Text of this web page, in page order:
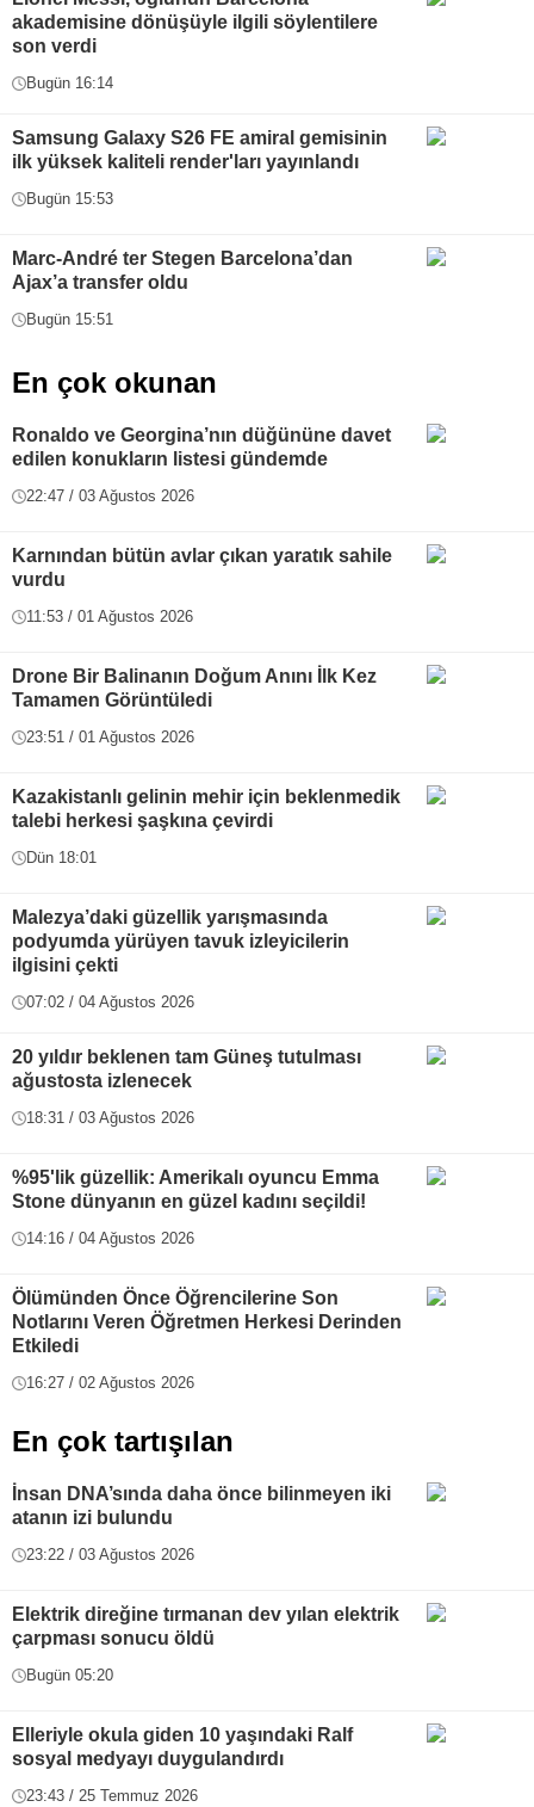
akademisine dönüşüyle ilgili söylentilere
son verdi
Bugün 16:14
Samsung Galaxy S26 FE amiral gemisinin
ilk yüksek kaliteli render'ları yayınlandı
Bugün 15:53
Marc-André ter Stegen Barcelona’dan
Ajax’a transfer oldu
Bugün 15:51
En çok okunan
Ronaldo ve Georgina’nın düğününe davet
edilen konukların listesi gündemde
22:47 / 03 Ağustos 2026
Karnından bütün avlar çıkan yaratık sahile
vurdu
11:53 / 01 Ağustos 2026
Drone Bir Balinanın Doğum Anını İlk Kez
Tamamen Görüntüledi
23:51 / 01 Ağustos 2026
Kazakistanlı gelinin mehir için beklenmedik
talebi herkesi şaşkına çevirdi
Dün 18:01
Malezya’daki güzellik yarışmasında
podyumda yürüyen tavuk izleyicilerin
ilgisini çekti
07:02 / 04 Ağustos 2026
20 yıldır beklenen tam Güneş tutulması
ağustosta izlenecek
18:31 / 03 Ağustos 2026
%95'lik güzellik: Amerikalı oyuncu Emma
Stone dünyanın en güzel kadını seçildi!
14:16 / 04 Ağustos 2026
Ölümünden Önce Öğrencilerine Son
Notlarını Veren Öğretmen Herkesi Derinden
Etkiledi
16:27 / 02 Ağustos 2026
En çok tartışılan
İnsan DNA’sında daha önce bilinmeyen iki
atanın izi bulundu
23:22 / 03 Ağustos 2026
Elektrik direğine tırmanan dev yılan elektrik
çarpması sonucu öldü
Bugün 05:20
Elleriyle okula giden 10 yaşındaki Ralf
sosyal medyayı duygulandırdı
23:43 / 25 Temmuz 2026